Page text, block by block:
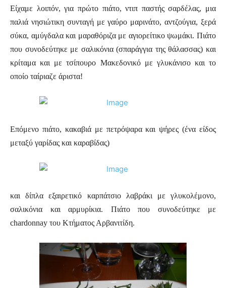
Είχαμε λοιπόν, για πρώτο πιάτο, ντιπ παστής σαρδέλας, μια
παλιά νησιώτικη συνταγή με γαύρο μαρινάτο, αντζούγια, ξερά
σύκα, αμύγδαλα και μαραθόριζα με αγιορείτικο ψωμάκι. Πιάτο
που συνοδεύτηκε με σαλικόνια (σπαράγγια της θάλασσας) και
κρίταμα και με τσίπουρο Μακεδονικό με γλυκάνισο και το
οποίο ταίριαζε άριστα!
Επόμενο πιάτο, κακαβιά με πετρόψαρα και ψήρες (ένα είδος
μεταξύ γαρίδας και καραβίδας)
και δίπλα εξαιρετικό καρπάτσιο λαβράκι με γλυκολέμονο,
σαλικόνια και αρμυρίκια. Πιάτο που συνοδεύτηκε με
chardonnay του Κτήματος Αρβανιτίδη.